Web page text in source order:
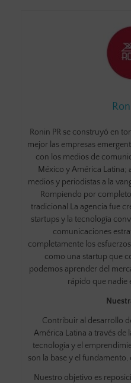
Ronin PR se construyó en
mejor las empresas
con los medios de
México y América Latina;
medios y periodistas a la
Rompiendo por
tradicional.La agencia fue
startups y la tecnología
comunicaciones
completamente los
como una startup que
podemos aprender del
rápido que nadie
Contribuir al desarrollo
América Latina a través
tecnología y el
son la base y el
Nuestro objetivo es